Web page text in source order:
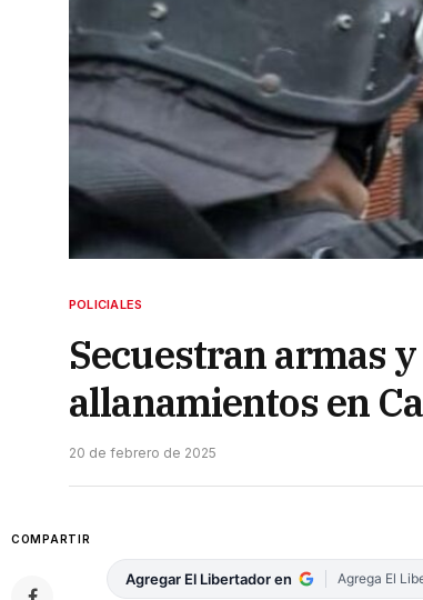
POLICIALES
Secuestran armas
allanamientos en
20 de febrero de 2025
COMPARTIR
Agregar El Libertador en Agrega El